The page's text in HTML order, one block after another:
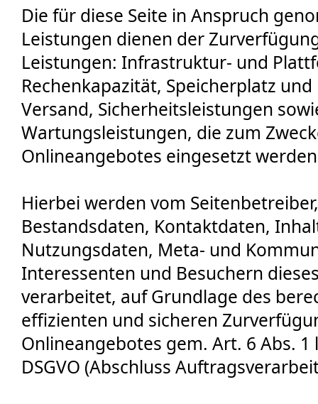
Die für diese Seite in Anspruch
Leistungen dienen der
Leistungen: Infrastruktur- und
Rechenkapazität, Speicherplatz
Versand, Sicherheitsleistungen
Wartungsleistungen, die zum
Onlineangebotes eingesetzt
Hierbei werden vom
Bestandsdaten, Kontaktdaten,
Nutzungsdaten, Meta- und
Interessenten und Besuchern
verarbeitet, auf Grundlage des
effizienten und sicheren
Onlineangebotes gem. Art. 6 Abs. 1
DSGVO (Abschluss